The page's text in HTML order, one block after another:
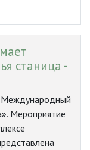
станица -
Международный
Мероприятие